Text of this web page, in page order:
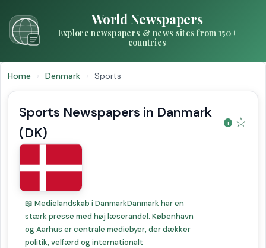
World Newspapers
Explore newspapers & news sites from 150+
countries
Home › Denmark › Sports
Sports Newspapers in Danmark
(DK)
☆
📖 Medielandskab i DanmarkDanmark har en
stærk presse med høj læserandel. København
og Aarhus er centrale mediebyer, der dækker
politik, velfærd og internationalt